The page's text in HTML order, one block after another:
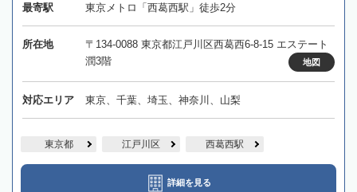
最寄駅 東京メトロ「西葛西駅」徒歩2分
所在地
〒134-0088 東京都江戸川区西葛西6-8-15 エステート
潤3階
地図
対応エリア 東京、千葉、埼玉、神奈川、山梨
東京都 江戸川区 西葛西駅
詳細を見る